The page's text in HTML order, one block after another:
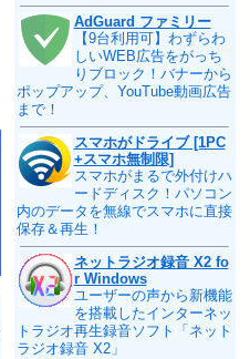
AdGuard ファミリー
【9台利用可】わずらわ
しいWEB広告をがっち
りブロック！バナーから
ポップアップ、YouTube動画広告
まで！
スマホがドライブ [1PC
+スマホ無制限]
スマホがまるで外付けハ
ードディスク！パソコン
内のデータを無線でスマホに直接
保存＆再生！
ネットラジオ録音 X2 fo
r Windows
ユーザーの声から新機能
を搭載したインターネッ
トラジオ再生録音ソフト「ネット
ラジオ録音 X2」